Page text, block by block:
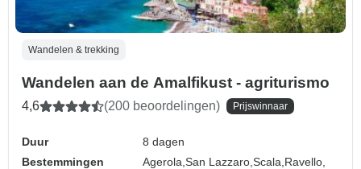
Wandelen & trekking
Wandelen aan de Amalfikust - agriturismo
4,6 (200 beoordelingen) Prijswinnaar
Duur
8 dagen
Bestemmingen
Agerola,San Lazzaro,Scala, Ravello,